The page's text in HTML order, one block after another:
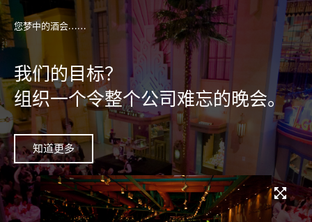
您梦中的酒会……
我们的目标？
组织一个令整个公司难忘的晚会。
知道更多